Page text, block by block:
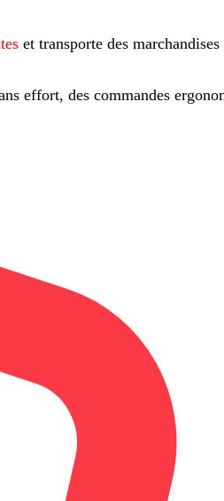
et transporte des
effort, des commandes